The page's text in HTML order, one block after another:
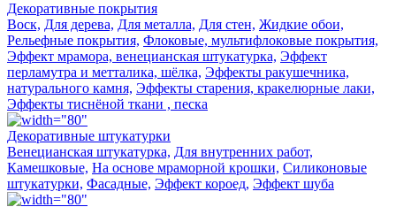
Декоративные покрытия
Воск, Для дерева, Для металла, Для стен, Жидкие обои,
Рельефные покрытия, Флоковые, мультифлоковые покрытия,
Эффект мрамора, венецианская штукатурка, Эффект
перламутра и метталика, шёлка, Эффекты ракушечника,
натурального камня, Эффекты старения, кракелюрные лаки,
Эффекты тиснёной ткани , песка
Декоративные штукатурки
Венецианская штукатурка, Для внутренних работ,
Камешковые, На основе мраморной крошки, Силиконовые
штукатурки, Фасадные, Эффект короед, Эффект шуба